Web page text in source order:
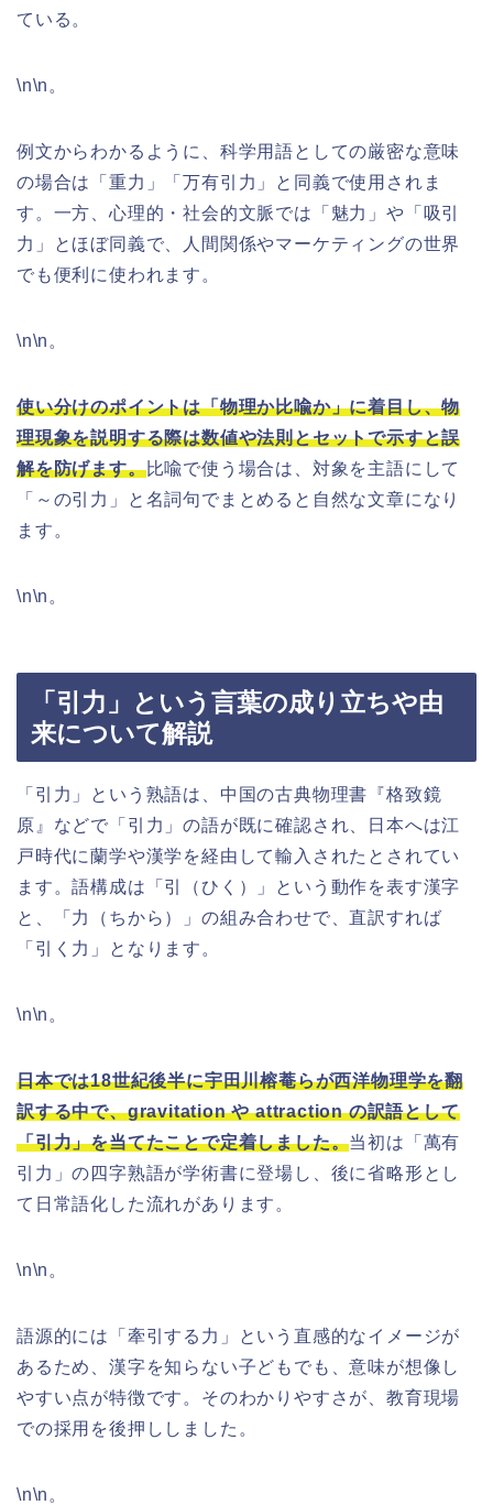
ている。
\n\n。
例文からわかるように、科学用語としての厳密な意味
の場合は「重力」「万有引力」と同義で使用されま
す。一方、心理的・社会的文脈では「魅力」や「吸引
力」とほぼ同義で、人間関係やマーケティングの世界
でも便利に使われます。
\n\n。
使い分けのポイントは「物理か比喩か」に着目し、物
理現象を説明する際は数値や法則とセットで示すと誤
解を防げます。比喩で使う場合は、対象を主語にして
「～の引力」と名詞句でまとめると自然な文章になり
ます。
\n\n。
「引力」という言葉の成り立ちや由
来について解説
「引力」という熟語は、中国の古典物理書『格致鏡
原』などで「引力」の語が既に確認され、日本へは江
戸時代に蘭学や漢学を経由して輸入されたとされてい
ます。語構成は「引（ひく）」という動作を表す漢字
と、「力（ちから）」の組み合わせで、直訳すれば
「引く力」となります。
\n\n。
日本では18世紀後半に宇田川榕菴らが西洋物理学を翻
訳する中で、gravitation や attraction の訳語として
「引力」を当てたことで定着しました。当初は「萬有
引力」の四字熟語が学術書に登場し、後に省略形とし
て日常語化した流れがあります。
\n\n。
語源的には「牽引する力」という直感的なイメージが
あるため、漢字を知らない子どもでも、意味が想像し
やすい点が特徴です。そのわかりやすさが、教育現場
での採用を後押ししました。
\n\n。